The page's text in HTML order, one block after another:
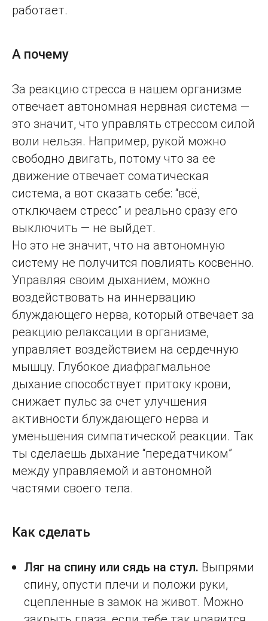
работает.
А почему
За реакцию стресса в нашем организме
отвечает автономная нервная система —
это значит, что управлять стрессом силой
воли нельзя. Например, рукой можно
свободно двигать, потому что за ее
движение отвечает соматическая
система, а вот сказать себе: “всё,
отключаем стресс” и реально сразу его
выключить — не выйдет.
Но это не значит, что на автономную
систему не получится повлиять косвенно.
Управляя своим дыханием, можно
воздействовать на иннервацию
блуждающего нерва, который отвечает за
реакцию релаксации в организме,
управляет воздействием на сердечную
мышцу. Глубокое диафрагмальное
дыхание способствует притоку крови,
снижает пульс за счет улучшения
активности блуждающего нерва и
уменьшения симпатической реакции. Так
ты сделаешь дыхание “передатчиком”
между управляемой и автономной
частями своего тела.
Как сделать
Ляг на спину или сядь на стул. Выпрями
спину, опусти плечи и положи руки,
сцепленные в замок на живот. Можно